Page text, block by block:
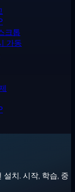
크톱
가동
치. 시작, 학습, 중